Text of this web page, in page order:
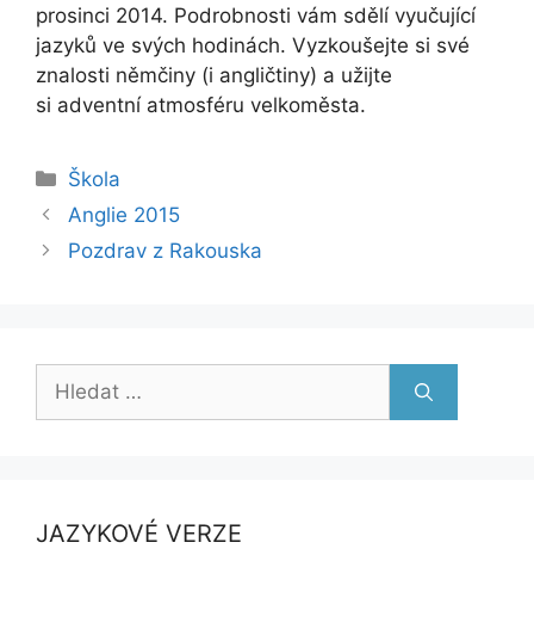
prosinci 2014. Podrobnosti vám sdělí vyučující
jazyků ve svých hodinách. Vyzkoušejte si své
znalosti němčiny (i angličtiny) a užijte
si adventní atmosféru velkoměsta.
Rubriky
Škola
Anglie 2015
Pozdrav z Rakouska
Hledat:
JAZYKOVÉ VERZE